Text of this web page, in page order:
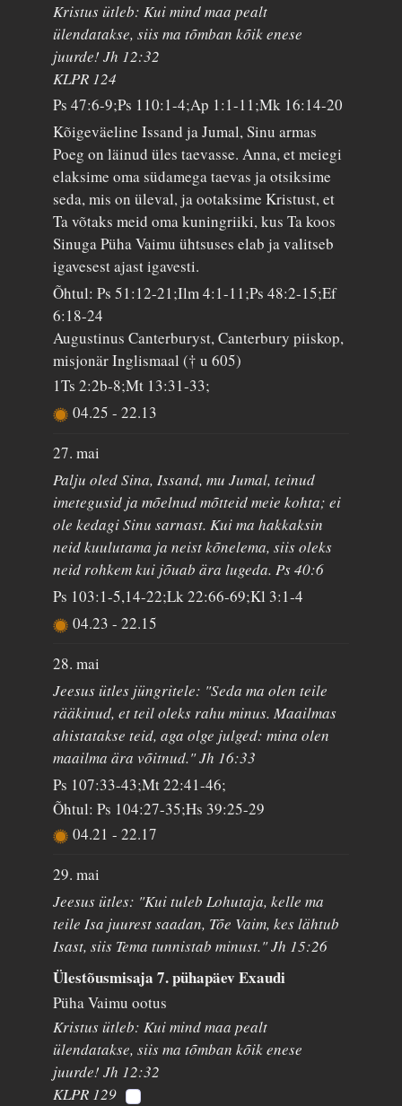
Kristus ütleb: Kui mind maa pealt
ülendatakse, siis ma tõmban kõik enese
juurde! Jh 12:32
KLPR 124
Ps 47:6-9;Ps 110:1-4;Ap 1:1-11;Mk 16:14-20
Kõigeväeline Issand ja Jumal, Sinu armas
Poeg on läinud üles taevasse. Anna, et meiegi
elaksime oma südamega taevas ja otsiksime
seda, mis on üleval, ja ootaksime Kristust, et
Ta võtaks meid oma kuningriiki, kus Ta koos
Sinuga Püha Vaimu ühtsuses elab ja valitseb
igavesest ajast igavesti.
Õhtul: Ps 51:12-21;Ilm 4:1-11;Ps 48:2-15;Ef
6:18-24
Augustinus Canterburyst, Canterbury piiskop,
misjonär Inglismaal († u 605)
1Ts 2:2b-8;Mt 13:31-33;
04.25-22.13
27. mai
Palju oled Sina, Issand, mu Jumal, teinud
imetegusid ja mõelnud mõtteid meie kohta; ei
ole kedagi Sinu sarnast. Kui ma hakkaksin
neid kuulutama ja neist kõnelema, siis oleks
neid rohkem kui jõuab ära lugeda. Ps 40:6
Ps 103:1-5,14-22;Lk 22:66-69;Kl 3:1-4
04.23-22.15
28. mai
Jeesus ütles jüngritele: "Seda ma olen teile
rääkinud, et teil oleks rahu minus. Maailmas
ahistatakse teid, aga olge julged: mina olen
maailma ära võitnud." Jh 16:33
Ps 107:33-43;Mt 22:41-46;
Õhtul: Ps 104:27-35;Hs 39:25-29
04.21-22.17
29. mai
Jeesus ütles: "Kui tuleb Lohutaja, kelle ma
teile Isa juurest saadan, Tõe Vaim, kes lähtub
Isast, siis Tema tunnistab minust." Jh 15:26
Ülestõusmisaja 7. pühapäev Exaudi
Püha Vaimu ootus
Kristus ütleb: Kui mind maa pealt
ülendatakse, siis ma tõmban kõik enese
juurde! Jh 12:32
KLPR 129